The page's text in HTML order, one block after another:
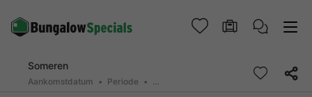
Someren
Aankomstdatum Periode 2 personen, 0 huisdier